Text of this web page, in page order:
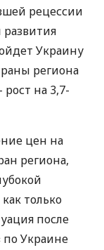
рецессии
развития
Украину
региона
рост на 3,7-
цен на
региона,
только
после
по Украине